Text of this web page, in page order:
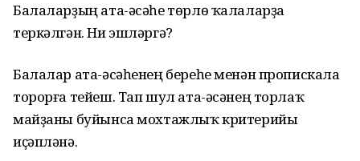
Балаларҙың ата-әсәһе төрлө ҡалаларҙа
теркәлгән. Ни эшләргә?
Балалар ата-әсәһенең береһе менән пропискала
торорға тейеш. Тап шул ата-әсәнең торлаҡ
майҙаны буйынса мохтажлыҡ критерийы
иҫәпләнә.